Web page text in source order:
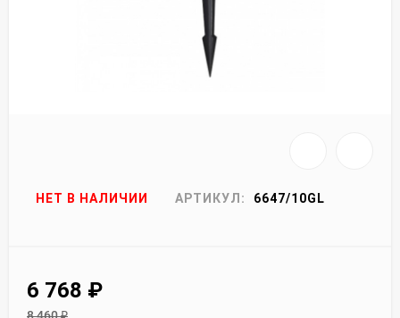
НЕТ В НАЛИЧИИ АРТИКУЛ: 6647/10GL
6 768 ₽
8 460₽